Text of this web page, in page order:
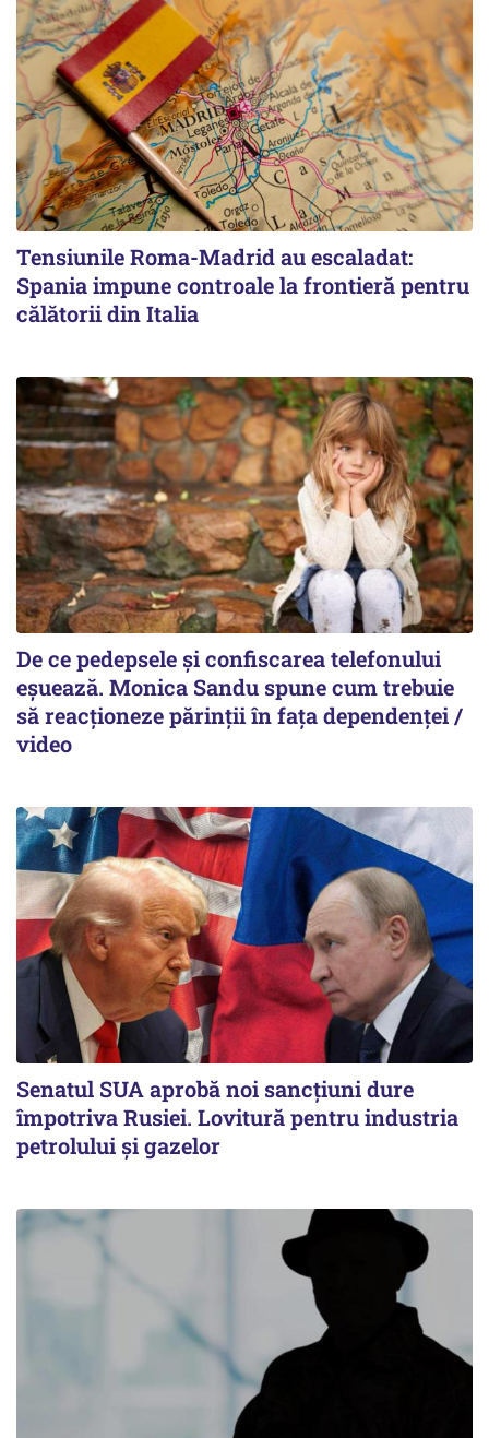
Tensiunile Roma-Madrid au escaladat:
Spania impune controale la frontieră pentru
călătorii din Italia
De ce pedepsele și confiscarea telefonului
eșuează. Monica Sandu spune cum trebuie
să reacționeze părinții în fața dependenței /
video
Senatul SUA aprobă noi sancțiuni dure
împotriva Rusiei. Lovitură pentru industria
petrolului și gazelor